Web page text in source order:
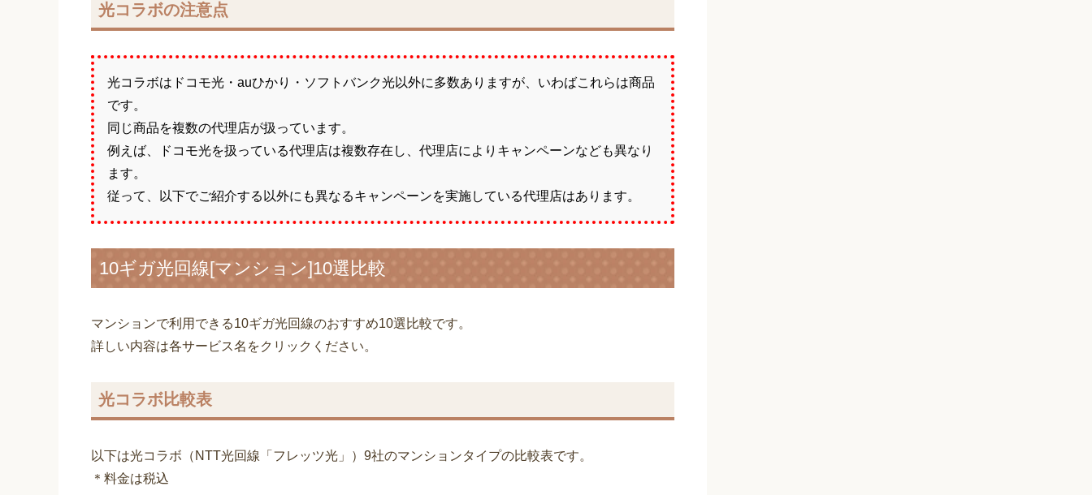
光コラボの注意点
光コラボはドコモ光・auひかり・ソフトバンク光以外に多数ありますが、いわばこれらは商品
です。
同じ商品を複数の代理店が扱っています。
例えば、ドコモ光を扱っている代理店は複数存在し、代理店によりキャンペーンなども異なり
ます。
従って、以下でご紹介する以外にも異なるキャンペーンを実施している代理店はあります。
10ギガ光回線[マンション]10選比較
マンションで利用できる10ギガ光回線のおすすめ10選比較です。
詳しい内容は各サービス名をクリックください。
光コラボ比較表
以下は光コラボ（NTT光回線「フレッツ光」）9社のマンションタイプの比較表です。
＊料金は税込